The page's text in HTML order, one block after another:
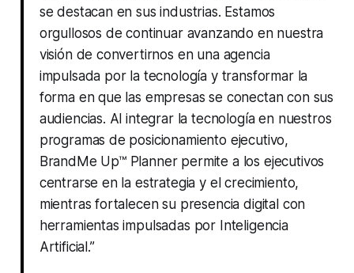
se destacan en sus industrias. Estamos
orgullosos de continuar avanzando en nuestra
visión de convertirnos en una agencia
impulsada por la tecnología y transformar la
forma en que las empresas se conectan con sus
audiencias. Al integrar la tecnología en nuestros
programas de posicionamiento ejecutivo,
BrandMe Up™ Planner permite a los ejecutivos
centrarse en la estrategia y el crecimiento,
mientras fortalecen su presencia digital con
herramientas impulsadas por Inteligencia
Artificial.”